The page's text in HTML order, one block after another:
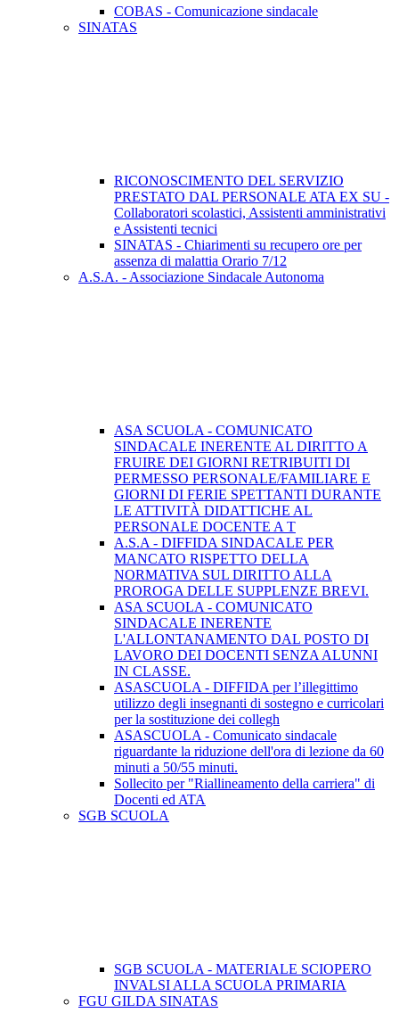
COBAS - Comunicazione sindacale
SINATAS
RICONOSCIMENTO DEL SERVIZIO
PRESTATO DAL PERSONALE ATA EX SU -
Collaboratori scolastici, Assistenti amministrativi
e Assistenti tecnici
SINATAS - Chiarimenti su recupero ore per
assenza di malattia Orario 7/12
A.S.A. - Associazione Sindacale Autonoma
ASA SCUOLA - COMUNICATO
SINDACALE INERENTE AL DIRITTO A
FRUIRE DEI GIORNI RETRIBUITI DI
PERMESSO PERSONALE/FAMILIARE E
GIORNI DI FERIE SPETTANTI DURANTE
LE ATTIVITÀ DIDATTICHE AL
PERSONALE DOCENTE A T
A.S.A - DIFFIDA SINDACALE PER
MANCATO RISPETTO DELLA
NORMATIVA SUL DIRITTO ALLA
PROROGA DELLE SUPPLENZE BREVI.
ASA SCUOLA - COMUNICATO
SINDACALE INERENTE
L'ALLONTANAMENTO DAL POSTO DI
LAVORO DEI DOCENTI SENZA ALUNNI
IN CLASSE.
ASASCUOLA - DIFFIDA per l’illegittimo
utilizzo degli insegnanti di sostegno e curricolari
per la sostituzione dei collegh
ASASCUOLA - Comunicato sindacale
riguardante la riduzione dell'ora di lezione da 60
minuti a 50/55 minuti.
Sollecito per "Riallineamento della carriera" di
Docenti ed ATA
SGB SCUOLA
SGB SCUOLA - MATERIALE SCIOPERO
INVALSI ALLA SCUOLA PRIMARIA
FGU GILDA SINATAS